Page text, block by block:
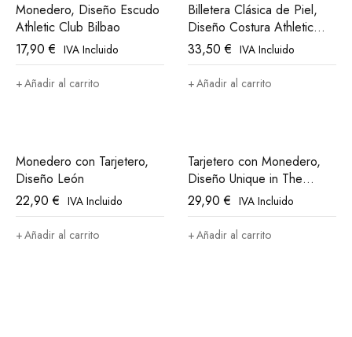
Monedero, Diseño Escudo
Athletic Club Bilbao
17,90€ IVA Incluido
Añadir al carrito
Billetera Clásica de Piel,
Diseño Costura Athletic
Club Bilbao
33,50€ IVA Incluido
Añadir al carrito
Monedero con Tarjetero,
Diseño León
22,90€ IVA Incluido
Añadir al carrito
Tarjetero con Monedero,
Diseño Unique in The
World Athletic Club Bilbao
29,90€ IVA Incluido
Añadir al carrito